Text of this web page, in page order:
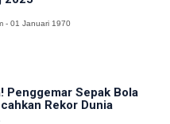
- 01 Januari 1970
Penggemar Sepak Bola
Rekor Dunia